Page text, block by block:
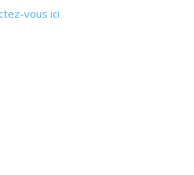
vous ici